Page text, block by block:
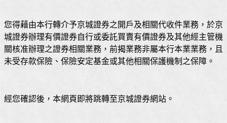
您得藉由本行轉介予京城證券之開戶及相關代收件業務，於京
城證券辦理有價證券自行或委託買賣有價證券及其他經主管機
關核准辦理之證券相關業務，前揭業務非屬本行本業業務，且
未受存款保險、保險安定基金或其他相關保護機制之保障。
經您確認後，本網頁即將跳轉至京城證券網站。